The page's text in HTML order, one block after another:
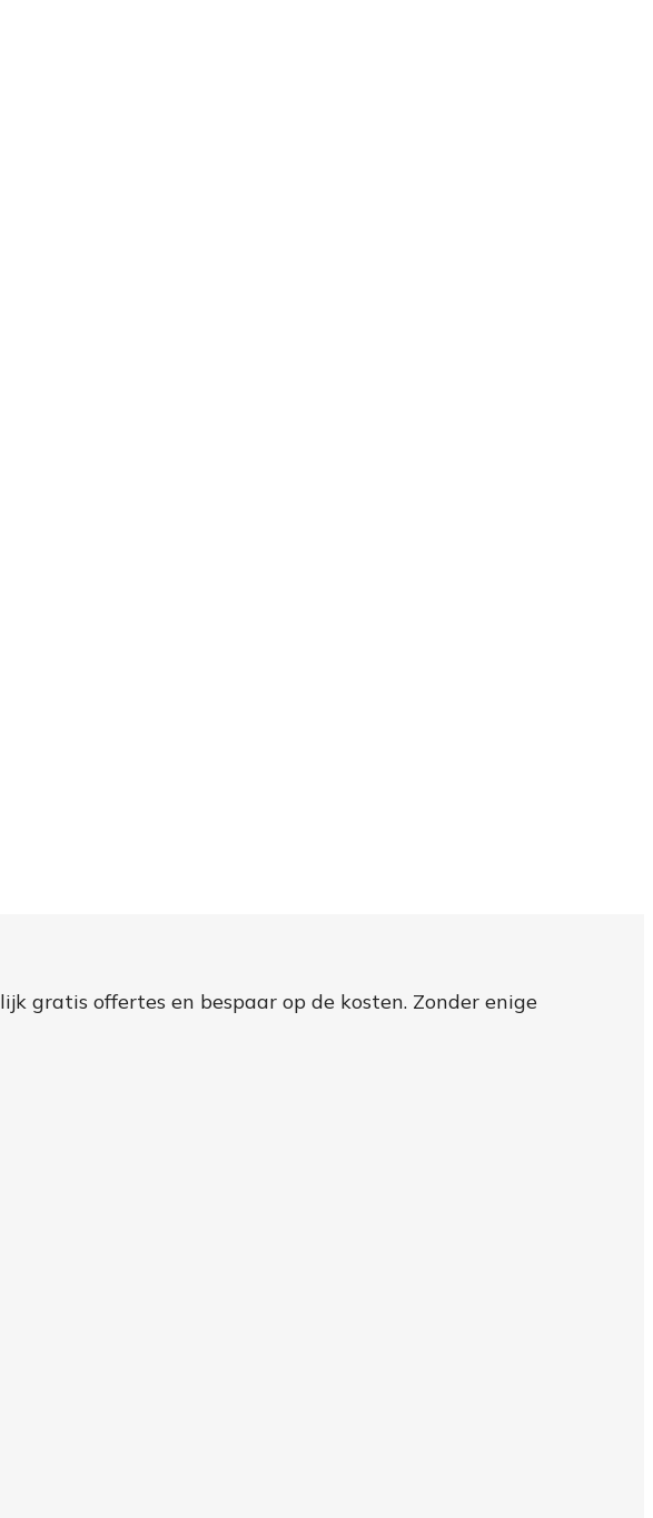
gratis offertes en bespaar op de kosten. Zonder enige